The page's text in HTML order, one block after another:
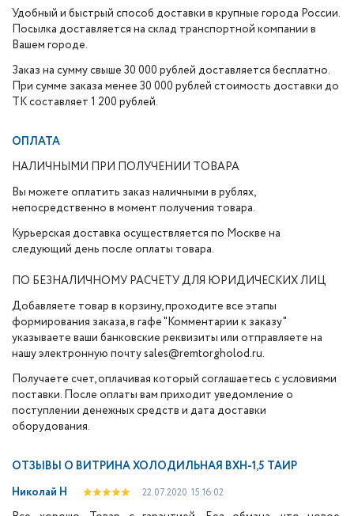
Удобный и быстрый способ доставки в крупные города России.
Посылка доставляется на склад транспортной компании в
Вашем городе.
Заказ на сумму свыше 30 000 рублей доставляется бесплатно.
При сумме заказа менее 30 000 рублей стоимость доставки до
ТК составляет 1 200 рублей.
ОПЛАТА
НАЛИЧНЫМИ ПРИ ПОЛУЧЕНИИ ТОВАРА
Вы можете оплатить заказ наличными в рублях,
непосредственно в момент получения товара.
Курьерская доставка осуществляется по Москве на
следующий день после оплаты товара.
ПО БЕЗНАЛИЧНОМУ РАСЧЕТУ ДЛЯ ЮРИДИЧЕСКИХ ЛИЦ
Добавляете товар в корзину, проходите все этапы
формирования заказа, в гафе "Комментарии к заказу"
указываете ваши банковские реквизиты или отправляете на
нашу электронную почту sales@remtorgholod.ru.
Получаете счет, оплачивая который соглашаетесь с условиями
поставки. После оплаты вам приходит уведомление о
поступлении денежных средств и дата доставки
оборудования.
ОТЗЫВЫ О ВИТРИНА ХОЛОДИЛЬНАЯ ВХН-1,5 ТАИР
Николай Н
22.07.2020 15:16:02